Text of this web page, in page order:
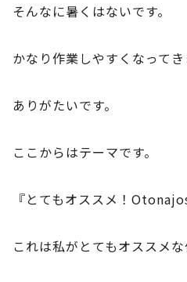
そんなに暑くはないです。
かなり作業しやすくなってき
ありがたいです。
ここからはテーマです。
『とてもオススメ！
これは私がとてもオススメな